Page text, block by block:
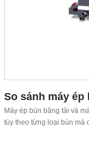
So sánh máy ép
tâm
Máy ép bùn băng tải và
tùy theo từng loại bùn mà